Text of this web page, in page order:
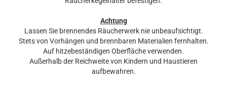
Achtung
Lassen Sie brennendes Räucherwerk nie unbeaufsichtigt.
Stets von Vorhängen und brennbaren Materialien fernhalten.
Auf hitzebeständigen Oberfläche verwenden.
Außerhalb der Reichweite von Kindern und Haustieren
aufbewahren.